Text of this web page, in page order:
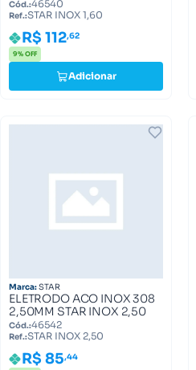
Cód.:46540
Ref.:STAR INOX 1,60
R$ 112,62
9% OFF
Adicionar
Marca:STAR
ELETRODO ACO INOX 308
2,50MM STAR INOX 2,50
Cód.:46542
Ref.:STAR INOX 2,50
R$ 85,44